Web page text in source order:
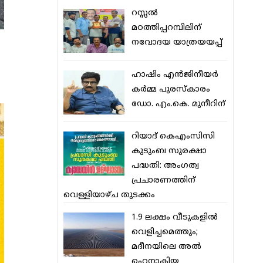
റസ്സല്‍
മഠത്തിപ്പറമ്പിലിന്
നവോദയ യാത്രയയപ്പ്
ഹാഷിം എന്‍ജിനീയര്‍
കര്‍മ്മ പുരസ്‌കാരം
ഡോ. എം.കെ. മുനീറിന്
റിയാദ് കെഎംസിസി
കുടുംബ സുരക്ഷാ
പദ്ധതി: അംഗത്വ
പ്രചാരണത്തിന്
വെള്ളിയാഴ്ച തുടക്കം
1.9 ലക്ഷം വീടുകളില്‍
വെളിച്ചമെത്തും;
മദീനയിലെ അല്‍